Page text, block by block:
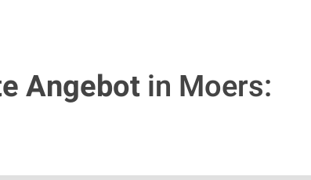
Angebotin Moers: